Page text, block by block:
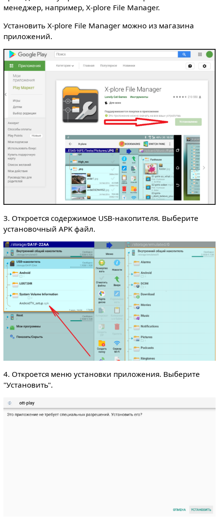
менеджер, например, X-plore File Manager.
Установить X-plore File Manager можно из магазина
приложений.
3. Откроется содержимое USB-накопителя. Выберите
установочный APK файл.
4. Откроется меню установки приложения. Выберите
"Установить".